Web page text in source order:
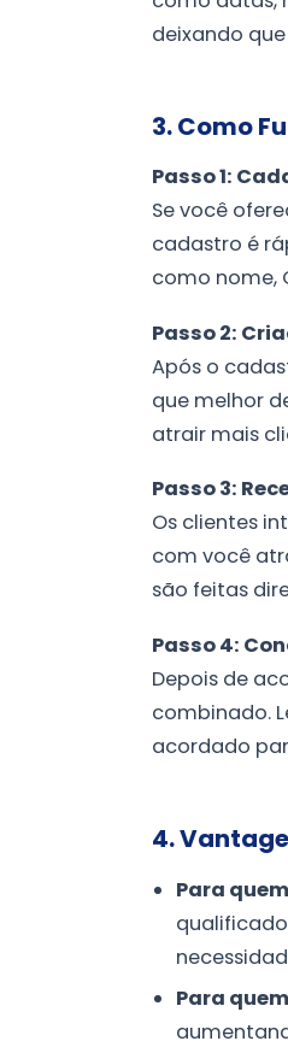
deixando
3. Como
Passo 1:
Se você
cadastro é
como nome,
Passo 2:
Após o
que melhor
atrair mais
Passo 3:
Os clientes
com você
são feitas
Passo 4:
Depois de
combinado.
acordado
4.
Para
Para